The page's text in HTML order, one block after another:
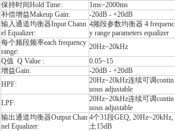
保持时间Hold Time:
1ms~2000ms
补偿增益Makeup Gain:
-20dB - +20dB
输入通道均衡器Input Chann
el Equalizer:
4频段参数均衡器 4 frequenc
y range parameters equalizer
每个频段频率each frequency
range:
20Hz~20kHz
Q值 Q Value :
0.05~15
增益Gain:
-20dB - +20dB
HPF:
20Hz~20kHz连续可调contin
uous adjustable
LPF:
20Hz~20kHz连续可调contin
uous adjustable
输出通道均衡器Output Chan
nel Equalizer:
4个31段GEQ, 20Hz~20kHz,
土15dB